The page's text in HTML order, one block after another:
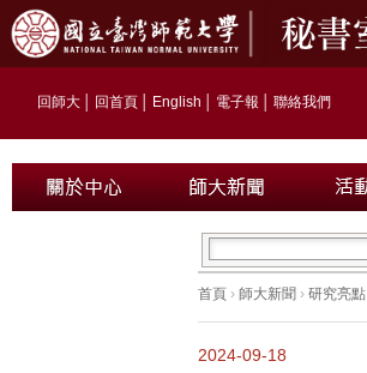
回師大 回首頁 English 電子報 聯絡我們
首頁 › 師大新聞 › 研究亮點
2024-09-18